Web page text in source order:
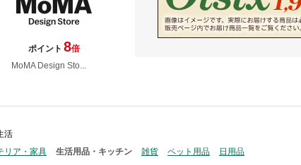
ポイント 8倍
MoMA Design Sto...
活
リア・家具 生活用品・キッチン 雑貨 ペット用品 日用品